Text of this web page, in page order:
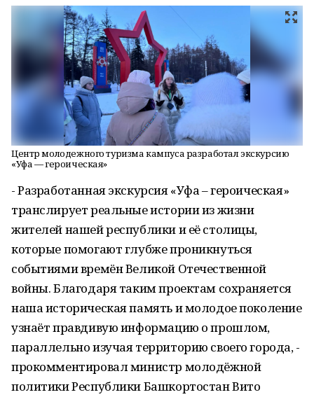
Центр молодежного туризма кампуса разработал экскурсию
«Уфа — героическая»
- Разработанная экскурсия «Уфа – героическая»
транслирует реальные истории из жизни
жителей нашей республики и её столицы,
которые помогают глубже проникнуться
событиями времён Великой Отечественной
войны. Благодаря таким проектам сохраняется
наша историческая память и молодое поколение
узнаёт правдивую информацию о прошлом,
параллельно изучая территорию своего города, -
прокомментировал министр молодёжной
политики Республики Башкортостан Вито